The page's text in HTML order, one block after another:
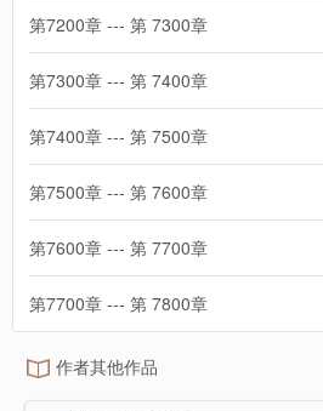
第7200章 --- 第 7300章
第7300章 --- 第 7400章
第7400章 --- 第 7500章
第7500章 --- 第 7600章
第7600章 --- 第 7700章
第7700章 --- 第 7800章
作者其他作品